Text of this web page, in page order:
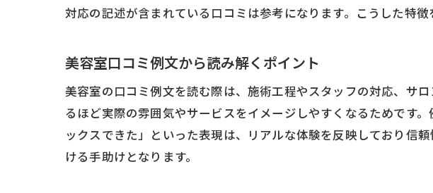
美容室口
美容室口
口コミを活用
美容室口
対応の記述が含まれている口コミは参考になります。こうした特
美容室口コミ例文から読み解くポイント
美容室の口コミ例文を読む際は、施術工程やスタッフの対応、サ
るほど実際の雰囲気やサービスをイメージしやすくなるためです
ックスできた」といった表現は、リアルな体験を反映しており信
ける手助けとなります。